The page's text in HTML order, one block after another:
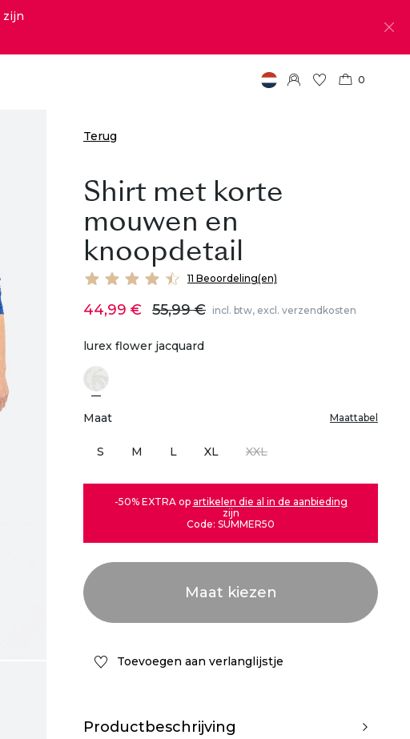
zijn
0
Terug
Shirt met korte
mouwen en
knoopdetail
11 Beoordeling(en)
44,99 € 55,99 € incl. btw, excl. verzendkosten
lurex flower jacquard
Maat Maattabel
S M L XL XXL
-50% EXTRA op artikelen die al in de aanbieding
zijn
Code: SUMMER50
Toevoegen aan verlanglijstje
Productbeschrijving